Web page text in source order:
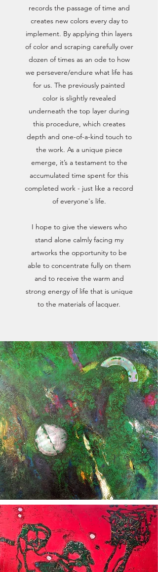
records the passage of time and
creates new colors every day to
implement. By applying thin layers
of color and scraping carefully over
dozen of times as an ode to how
we persevere/endure what life has
for us. The previously painted
color is slightly revealed
underneath the top layer during
this procedure, which creates
depth and one-of-a-kind touch to
the work. As a unique piece
emerge, it’s a testament to the
accumulated time spent for this
completed work - just like a record
of everyone's life.
I hope to give the viewers who
stand alone calmly facing my
artworks the opportunity to be
able to concentrate fully on them
and to receive the warm and
strong energy of life that is unique
to the materials of lacquer.